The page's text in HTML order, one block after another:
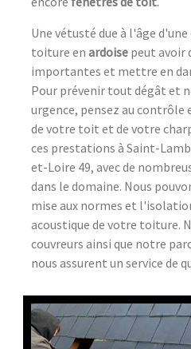
Une vétusté due à l'âge d'une
toiture en ardoise peut avoir
importantes et mettre en
Pour prévenir tout dégât et
urgence, pensez au
de votre toit et de votre
ces prestations à Saint-
et-Loire 49, avec de
dans le domaine. Nous
mise aux normes et
acoustique de votre toiture.
couvreurs ainsi que notre
nous assurent un service de